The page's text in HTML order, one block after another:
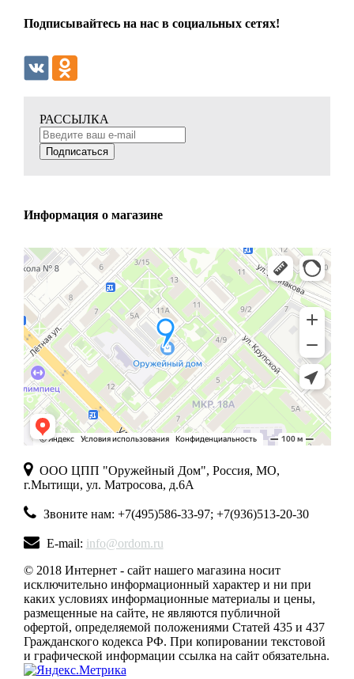
Подписывайтесь на нас в социальных сетях!
РАССЫЛКА
Подписаться
Информация о магазине
ООО ЦПП "Оружейный Дом", Россия, МО,
г.Мытищи, ул. Матросова, д.6А
Звоните нам: +7(495)586-33-97; +7(936)513-20-30
E-mail: info@ordom.ru
© 2018 Интернет - сайт нашего магазина носит
исключительно информационный характер и ни при
каких условиях информационные материалы и цены,
размещенные на сайте, не являются публичной
офертой, определяемой положениями Статей 435 и 437
Гражданского кодекса РФ. При копировании текстовой
и графической информации ссылка на сайт обязательна.